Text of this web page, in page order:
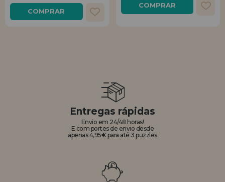
COMPRAR
COMPRAR
Entregas rápidas
Envio em 24/48 horas!
E com portes de envio desde
apenas 4,95€ para até 3 puzzles